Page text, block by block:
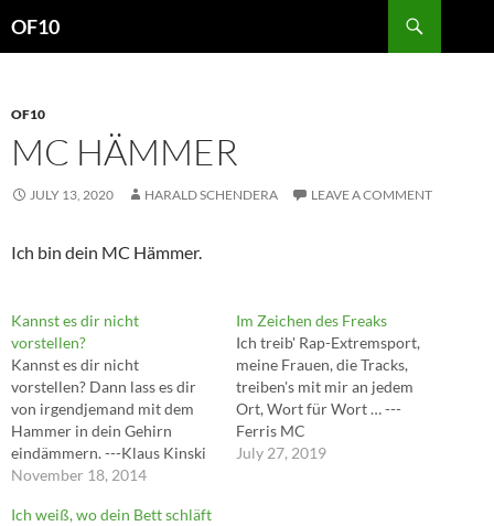
OF10
OF10
MC HÄMMER
JULY 13, 2020 HARALD SCHENDERA LEAVE A COMMENT
Ich bin dein MC Hämmer.
Kannst es dir nicht
vorstellen?
Kannst es dir nicht
vorstellen? Dann lass es dir
von irgendjemand mit dem
Hammer in dein Gehirn
eindämmern. ---Klaus Kinski
November 18, 2014
Im Zeichen des Freaks
Ich treib' Rap-Extremsport,
meine Frauen, die Tracks,
treiben's mit mir an jedem
Ort, Wort für Wort … ---
Ferris MC
July 27, 2019
Ich weiß, wo dein Bett schläft